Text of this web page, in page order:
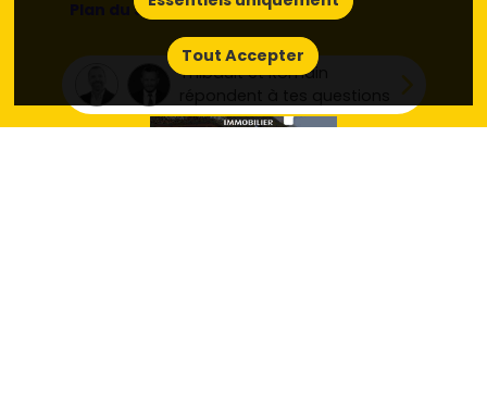
Thibault et Romain
Plan du site
Tout Accepter